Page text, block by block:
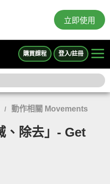
立即使用
購買課程 登入/註冊
/ 動作相關 Movements
、除去」- Get